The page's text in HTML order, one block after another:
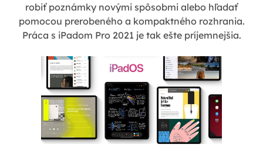
robiť poznámky novými spôsobmi alebo hľadať
pomocou prerobeného a kompaktného rozhrania.
Práca s iPadom Pro 2021 je tak ešte príjemnejšia.